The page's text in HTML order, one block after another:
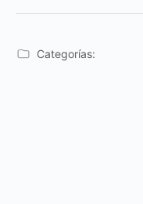
Categorías: